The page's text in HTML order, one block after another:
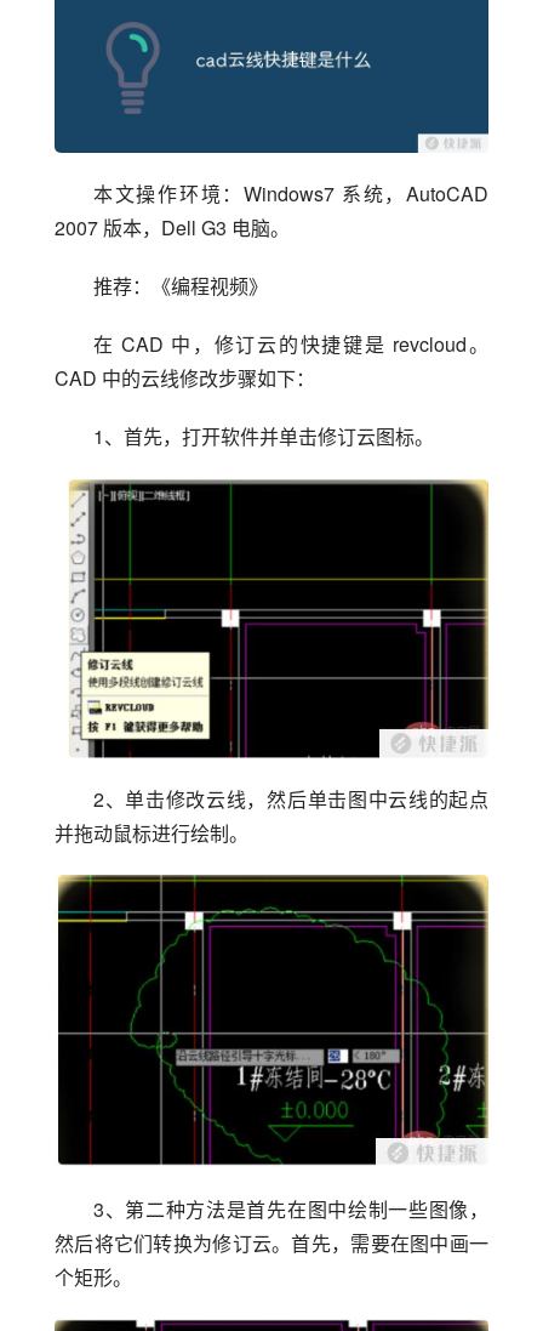
本文操作环境：Windows7 系统，AutoCAD
2007 版本，Dell G3 电脑。
推荐：《编程视频》
在 CAD 中，修订云的快捷键是 revcloud。
CAD 中的云线修改步骤如下：
1、首先，打开软件并单击修订云图标。
2、单击修改云线，然后单击图中云线的起点
并拖动鼠标进行绘制。
3、第二种方法是首先在图中绘制一些图像，
然后将它们转换为修订云。首先，需要在图中画一
个矩形。